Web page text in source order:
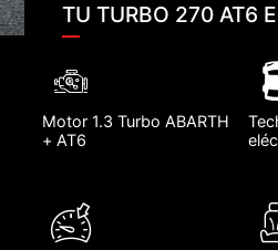
TU TURBO 270 AT6
Motor 1.3 Turbo ABARTH
+ AT6